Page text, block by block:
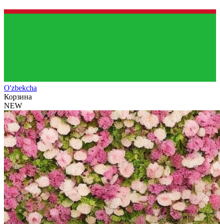
O'zbekcha
Корзина
NEW